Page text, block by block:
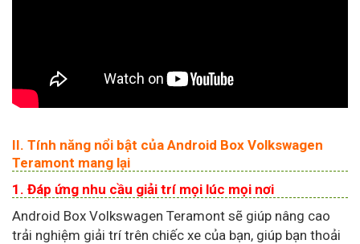
II. Tính năng nổi bật của Android Box Volkswagen
Teramont mang lại
1. Đáp ứng nhu cầu giải trí mọi lúc mọi nơi
Android Box Volkswagen Teramont sẽ giúp nâng cao
trải nghiệm giải trí trên chiếc xe của bạn, giúp bạn thoải